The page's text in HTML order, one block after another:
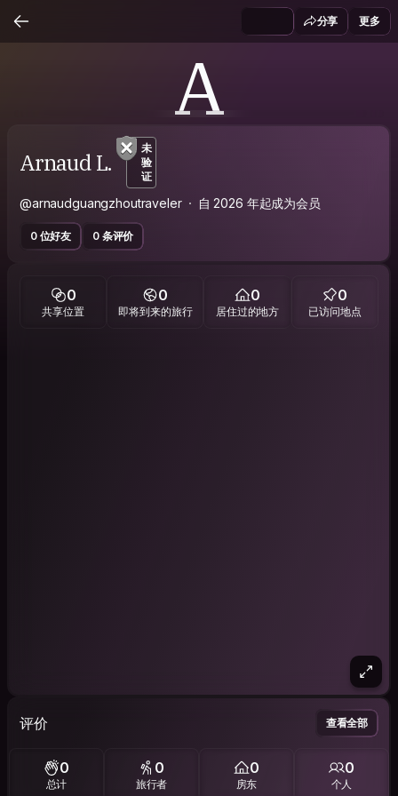
分享 更多
A
Arnaud L.
未
验
证
@arnaudguangzhoutraveler 自 2026 年起成为会员
0 位好友 0 条评价
0
共享位置
0
即将到来的旅行
0
居住过的地方
0
已访问地点
评价 查看全部
0
总计
0
旅行者
0
房东
0
个人